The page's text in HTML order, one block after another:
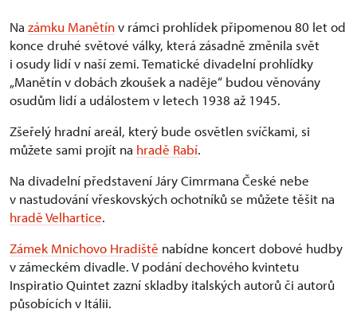
Na zámku Manětínv rámci prohlídek připomenou 80 let od
konce druhé světové války, která zásadně změnila svět
i osudy lidí v naší zemi. Tematické divadelní prohlídky
„Manětín v dobách zkoušek a naděje“ budou věnovány
osudům lidí a událostem v letech 1938 až 1945.
Zšeřelý hradní areál, který bude osvětlen svíčkami, si
můžete sami projít na hradě Rabí.
Na divadelní představení Járy Cimrmana České nebe
v nastudování vřeskovských ochotníků se můžete těšit na
hradě Velhartice.
Zámek Mnichovo Hradiště nabídne koncert dobové hudby
v zámeckém divadle. V podání dechového kvintetu
Inspiratio Quintet zazní skladby italských autorů či autorů
působících v Itálii.